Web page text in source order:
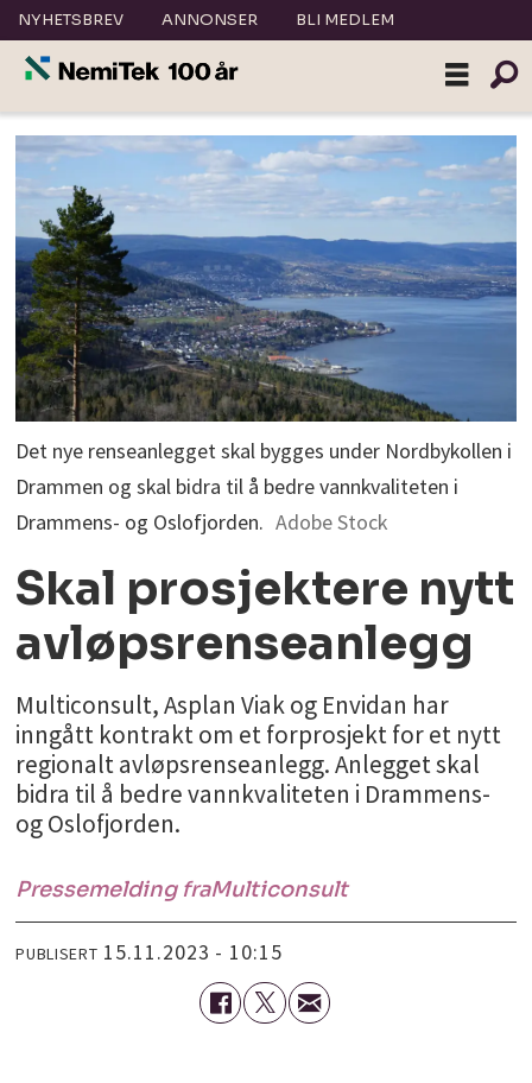
NYHETSBREV ANNONSER BLI MEDLEM
Det nye renseanlegget skal bygges under Nordbykollen i
Drammen og skal bidra til å bedre vannkvaliteten i
Drammens- og Oslofjorden. Adobe Stock
Skal prosjektere nytt
avløpsrenseanlegg
Multiconsult, Asplan Viak og Envidan har
inngått kontrakt om et forprosjekt for et nytt
regionalt avløpsrenseanlegg. Anlegget skal
bidra til å bedre vannkvaliteten i Drammens-
og Oslofjorden.
Pressemelding fraMulticonsult
PUBLISERT 15.11.2023 - 10:15